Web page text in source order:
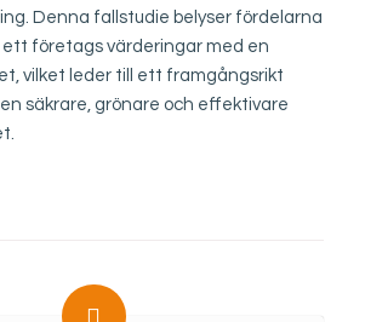
Denna fallstudie belyser fördelarna
företags värderingar med en
vilket leder till ett framgångsrikt
säkrare, grönare och effektivare